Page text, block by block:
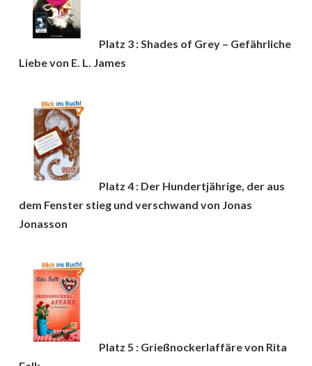
Platz 3 : Shades of Grey – Gefährliche
Liebe von E. L. James
Platz 4 : Der Hundertjährige, der aus
dem Fenster stieg und verschwand von Jonas
Jonasson
Platz 5 : Grießnockerlaffäre von Rita